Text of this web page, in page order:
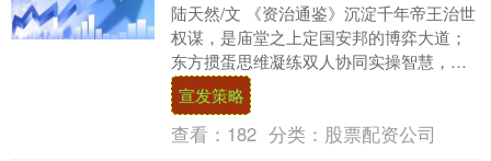
陆天然/文 《资治通鉴》沉淀千年帝王治世
权谋，是庙堂之上定国安邦的博弈大道；
东方掼蛋思维凝练双人协同实操智慧，是
方寸牌桌间决策处世的博弈术法。二者一
为宏观治道本....
宣发策略
查看： 182 分类： 股票配资公司